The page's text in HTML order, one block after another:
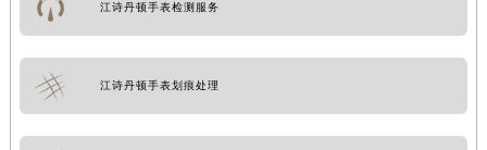
江诗丹顿手表检测服务
江诗丹顿手表划痕处理